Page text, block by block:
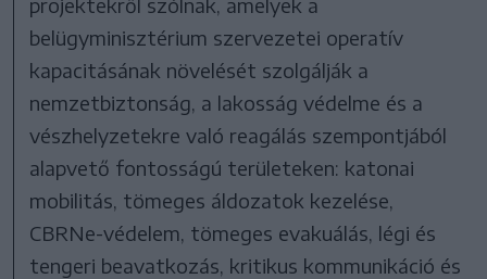
belügyminisztérium szervezetei operatív
kapacitásának növelését szolgálják a
nemzetbiztonság, a lakosság védelme és a
vészhelyzetekre való reagálás szempontjából
alapvető fontosságú területeken: katonai
mobilitás, tömeges áldozatok kezelése,
CBRNe-védelem, tömeges evakuálás, légi és
tengeri beavatkozás, kritikus kommunikáció és